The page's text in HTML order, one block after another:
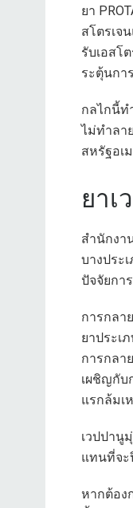
ยา
สโตรเจ
รับเอสโ
ระตุ้นกา
กลไกนี้ท
ไม่ทำลา
สหรัฐอเ
ยาเ
สำนักงา
บางประ
ปัจจัยกา
การกลา
ยาประเ
การกลา
เผชิญกับ
แรกล้มเ
เวปปานู
แทนที่จะ
หากต้อง